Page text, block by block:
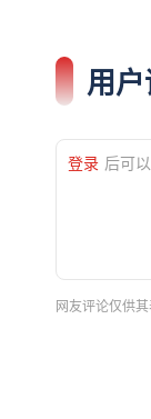
用
登录 后可
网友评论仅供